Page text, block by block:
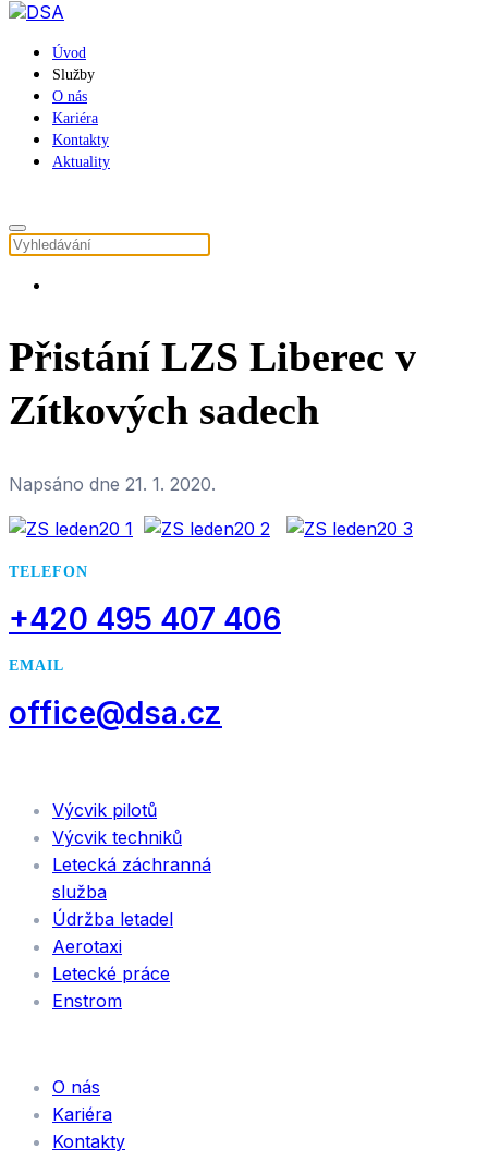
Úvod
Služby
O nás
Kariéra
Kontakty
Aktuality
Přistání LZS Liberec v
Zítkových sadech
Napsáno dne 21. 1. 2020.
TELEFON
+420 495 407 406
EMAIL
office@dsa.cz
Výcvik pilotů
Výcvik techniků
Letecká záchranná
služba
Údržba letadel
Aerotaxi
Letecké práce
Enstrom
O nás
Kariéra
Kontakty